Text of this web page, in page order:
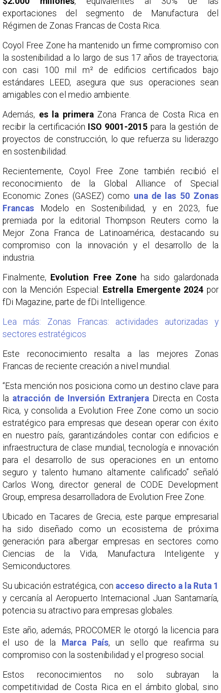
exportaciones del segmento de Manufactura del
Régimen de Zonas Francas de Costa Rica.
Coyol Free Zone ha mantenido un firme compromiso con
la sostenibilidad a lo largo de sus 17 años de trayectoria;
con casi 100 mil m² de edificios certificados bajo
estándares LEED, asegura que sus operaciones sean
amigables con el medio ambiente.
Además, es la primeraZona Franca de Costa Rica en
recibir la certificación ISO 9001-2015 para la gestión de
proyectos de construcción, lo que refuerza su liderazgo
en sostenibilidad.
Recientemente, Coyol Free Zone también recibió el
reconocimiento de la Global Alliance of Special
Economic Zones (GASEZ) como una de las 50 Zonas
Francas Modelo en Sostenibilidad, y en 2023, fue
premiada por la editorial Thompson Reuters como la
Mejor Zona Franca de Latinoamérica, destacando su
compromiso con la innovación y el desarrollo de la
industria.
Finalmente, Evolution Free Zone ha sido galardonada
con la Mención Especial: Estrella Emergente 2024 por
fDi Magazine, parte de fDi Intelligence.
Lea más: Zonas Francas: actividades autorizadas y
sectores estratégicos
Este reconocimiento resalta a las mejores Zonas
Francas de reciente creación a nivel mundial.
“Esta mención nos posiciona como un destino clave para
la atracción de Inversión Extranjera Directa en Costa
Rica, y consolida a Evolution Free Zone como un socio
estratégico para empresas que desean operar con éxito
en nuestro país, garantizándoles contar con edificios e
infraestructura de clase mundial, tecnología e innovación
para el desarrollo de sus operaciones en un entorno
seguro y talento humano altamente calificado” señaló
Carlos Wong, director general de CODE Development
Group, empresa desarrolladora de Evolution Free Zone.
Ubicado en Tacares de Grecia, este parque empresarial
ha sido diseñado como un ecosistema de próxima
generación para albergar empresas en sectores como
Ciencias de la Vida, Manufactura Inteligente y
Semiconductores.
Su ubicación estratégica, con acceso directo a la Ruta 1
y cercanía al Aeropuerto Internacional Juan Santamaría,
potencia su atractivo para empresas globales.
Este año, además, PROCOMER le otorgó la licencia para
el uso de la
Marca País, un sello que reafirma su
compromiso con la sostenibilidad y el progreso social.
Estos reconocimientos no solo subrayan la
competitividad de Costa Rica en el ámbito global, sino